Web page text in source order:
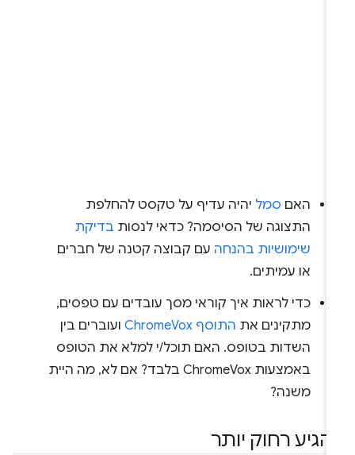
האםסמליהיה עדיף על טקסט להחלפת
התצוגה של הסיסמה? כדאי לנסותבדיקת
שימושיות בהנחהעם קבוצה קטנה של חברים
או עמיתים.
כדי לראות איך קוראי מסך עובדים עם טפסים,
מתקינים אתהתוסף ChromeVox
ועוברים בין
השדות בטופס. האם תוכל/י למלא את הטופס
באמצעות ChromeVox בלבד? אם לא, מה היית
משנה?
רחוק יותר